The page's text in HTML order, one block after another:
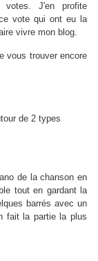
votes. J'en profite
vote qui ont eu la
vivre mon blog.
vous trouver encore
de 2 types
de la chanson en
tout en gardant la
barrés avec un
fait la partie la plus